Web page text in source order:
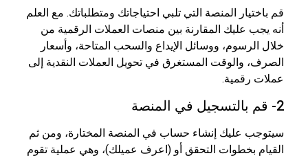
قم باختيار المنصة التي تلبي احتياجاتك ومتطلباتك. مع العلم
أنه يجب عليك المقارنة بين منصات العملات الرقمية من
خلال الرسوم، ووسائل الإيداع والسحب المتاحة، وأسعار
الصرف، والوقت المستغرق في تحويل العملات النقدية إلى
عملات رقمية.
2- قم بالتسجيل في المنصة
سيتوجب عليك إنشاء حساب في المنصة المختارة، ومن ثم
القيام بخطوات التحقق أو (اعرف عميلك)، وهي عملية تقوم